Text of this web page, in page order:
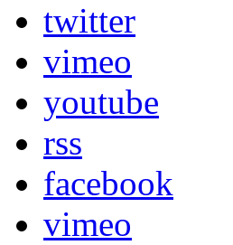
twitter
vimeo
youtube
rss
facebook
vimeo